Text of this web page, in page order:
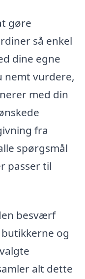
gøre
så enkel
dine egne
nemt vurdere,
med din
fra
spørgsmål
passer til
besværf
og
alt dette